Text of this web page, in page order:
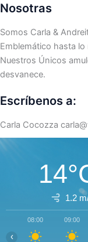
Nosotras
Somos Carla &
Emblemático hasta
Nuestros Únicos
desvanece.
Escríbenos a:
Carla Cocozza
1.2
08:00 09:00
‹